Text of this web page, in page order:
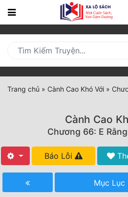
Trang
Mới
Cập
Nhật
(current)
Tất Cả
Trang chủ » Cành Cao Khó Với »
Cành Cao
Chương 66: E
Báo Lỗi
Mục Lục